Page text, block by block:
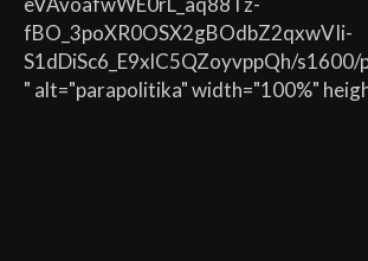
fBO_3poXR0OSX2gBOdbZ2qxwVIi-
S1dDiSc6_E9xlC5QZoyvppQh/
" alt="parapolitika" width="100%"